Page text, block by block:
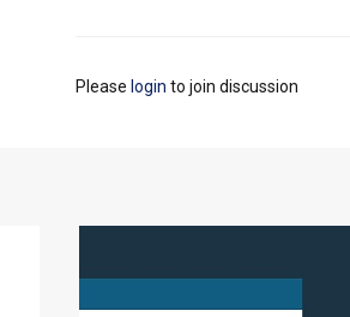
Please login to join discussion